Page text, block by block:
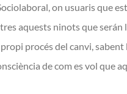
on usuaris que
aquests ninots que serán
procés del canvi,
de com es vol que